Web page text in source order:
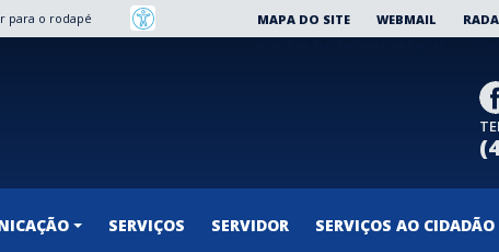
para o rodapé MAPA DO SITE WEBMAIL
SERVIÇOS SERVIDOR SERVIÇOS AO CIDADÃO